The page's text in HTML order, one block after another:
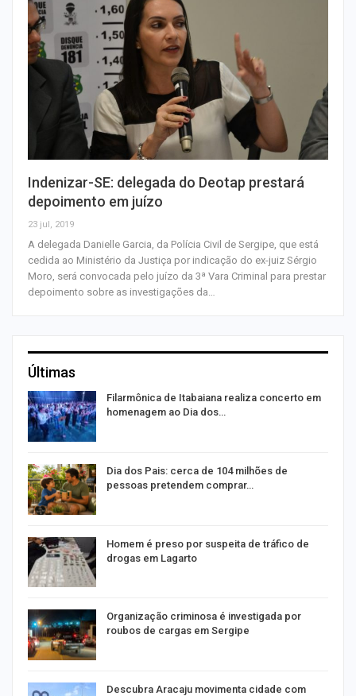
Indenizar-SE: delegada do Deotap prestará
depoimento em juízo
23 jul, 2019
A delegada Danielle Garcia, da Polícia Civil de Sergipe, que está
cedida ao Ministério da Justiça por indicação do ex-juiz Sérgio
Moro, será convocada pelo juízo da 3ª Vara Criminal para prestar
depoimento sobre as investigações da…
Últimas
Filarmônica de Itabaiana realiza concerto em
homenagem ao Dia dos…
Dia dos Pais: cerca de 104 milhões de
pessoas pretendem comprar…
Homem é preso por suspeita de tráfico de
drogas em Lagarto
Organização criminosa é investigada por
roubos de cargas em Sergipe
Descubra Aracaju movimenta cidade com